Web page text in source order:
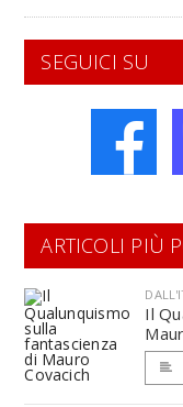
SEGUICI SU
ARTICOLI PIÙ
Il